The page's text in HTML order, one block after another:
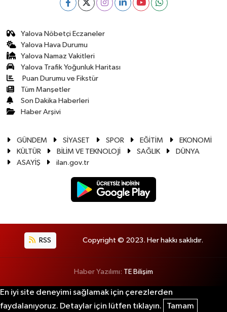
Yalova Nöbetçi Eczaneler
Yalova Hava Durumu
Yalova Namaz Vakitleri
Yalova Trafik Yoğunluk Haritası
Puan Durumu ve Fikstür
Tüm Manşetler
Son Dakika Haberleri
Haber Arşivi
GÜNDEM SİYASET SPOR EĞİTİM
EKONOMİ
KÜLTÜR
BİLİM VE TEKNOLOJİ SAĞLIK
DÜNYA
ASAYİŞ
ilan.gov.tr
RSS Copyright © 2023. Her hakkı saklıdır.
Haber Yazılımı: TE Bilişim
En iyi site deneyimi sağlamak için çerezlerden
faydalanıyoruz. Detaylar için lütfen tıklayın.
Tamam